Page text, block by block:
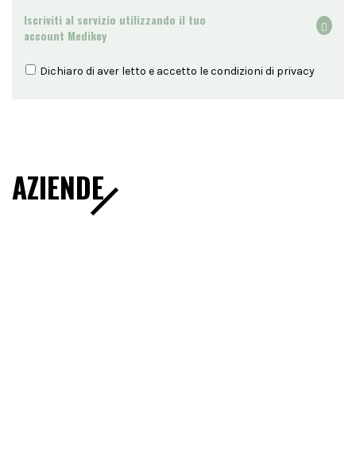
Iscriviti al servizio utilizzando il tuo
account Medikey
Dichiaro di aver letto e accetto le condizioni di privacy
AZIENDE